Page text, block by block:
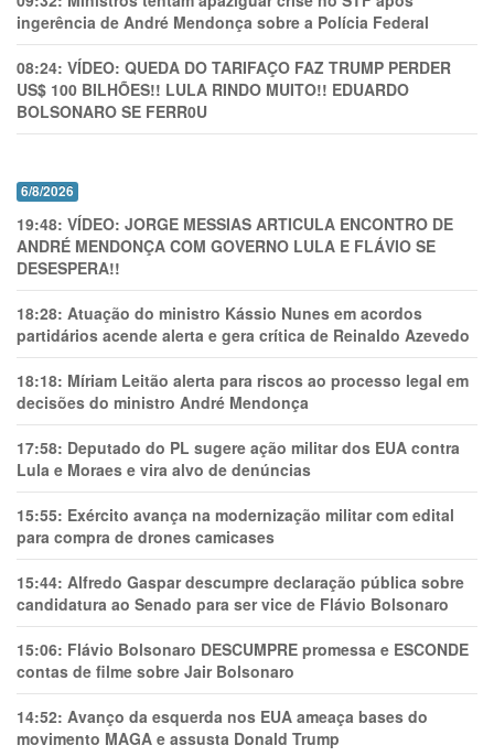
ingerência de André Mendonça sobre a Polícia Federal
08:24: VÍDEO: QUEDA DO TARIFAÇO FAZ TRUMP PERDER
US$ 100 BILHÕES!! LULA RINDO MUITO!! EDUARDO
BOLSONARO SE FERR0U
6/8/2026
19:48: VÍDEO: JORGE MESSIAS ARTICULA ENCONTRO DE
ANDRÉ MENDONÇA COM GOVERNO LULA E FLÁVIO SE
DESESPERA!!
18:28: Atuação do ministro Kássio Nunes em acordos
partidários acende alerta e gera crítica de Reinaldo Azevedo
18:18: Míriam Leitão alerta para riscos ao processo legal em
decisões do ministro André Mendonça
17:58: Deputado do PL sugere ação militar dos EUA contra
Lula e Moraes e vira alvo de denúncias
15:55: Exército avança na modernização militar com edital
para compra de drones camicases
15:44: Alfredo Gaspar descumpre declaração pública sobre
candidatura ao Senado para ser vice de Flávio Bolsonaro
15:06: Flávio Bolsonaro DESCUMPRE promessa e ESCONDE
contas de filme sobre Jair Bolsonaro
14:52: Avanço da esquerda nos EUA ameaça bases do
movimento MAGA e assusta Donald Trump